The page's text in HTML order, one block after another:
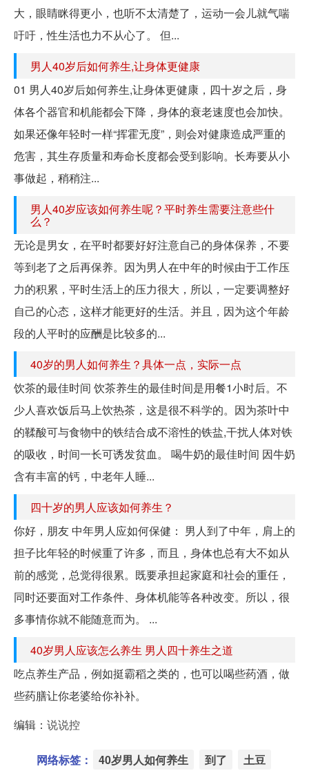
大，眼睛眯得更小，也听不太清楚了，运动一会儿就气喘
吁吁，性生活也力不从心了。 但...
男人40岁后如何养生,让身体更健康
01 男人40岁后如何养生,让身体更健康，四十岁之后，身
体各个器官和机能都会下降，身体的衰老速度也会加快。
如果还像年轻时一样“挥霍无度”，则会对健康造成严重的
危害，其生存质量和寿命长度都会受到影响。长寿要从小
事做起，稍稍注...
男人40岁应该如何养生呢？平时养生需要注意些什
么？
无论是男女，在平时都要好好注意自己的身体保养，不要
等到老了之后再保养。因为男人在中年的时候由于工作压
力的积累，平时生活上的压力很大，所以，一定要调整好
自己的心态，这样才能更好的生活。并且，因为这个年龄
段的人平时的应酬是比较多的...
40岁的男人如何养生？具体一点，实际一点
饮茶的最佳时间 饮茶养生的最佳时间是用餐1小时后。不
少人喜欢饭后马上饮热茶，这是很不科学的。因为茶叶中
的鞣酸可与食物中的铁结合成不溶性的铁盐,干扰人体对铁
的吸收，时间一长可诱发贫血。 喝牛奶的最佳时间 因牛奶
含有丰富的钙，中老年人睡...
四十岁的男人应该如何养生？
你好，朋友 中年男人应如何保健： 男人到了中年，肩上的
担子比年轻的时候重了许多，而且，身体也总有大不如从
前的感觉，总觉得很累。既要承担起家庭和社会的重任，
同时还要面对工作条件、身体机能等各种改变。所以，很
多事情你就不能随意而为。 ...
40岁男人应该怎么养生 男人四十养生之道
吃点养生产品，例如挺霸稻之类的，也可以喝些药酒，做
些药膳让你老婆给你补补。
编辑： 说说控
网络标签： 40岁男人如何养生 到了 土豆